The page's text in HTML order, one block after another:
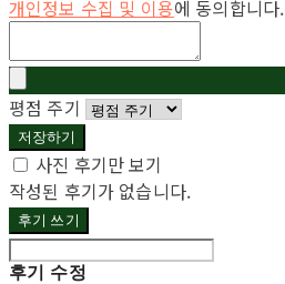
개인정보 수집 및 이용에 동의합니다.
평점 주기
저장하기
사진 후기만 보기
작성된 후기가 없습니다.
후기 쓰기
후기 수정